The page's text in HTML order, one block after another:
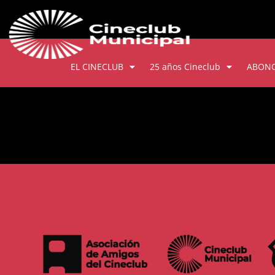
EL CINECLUB 25 años Cineclub